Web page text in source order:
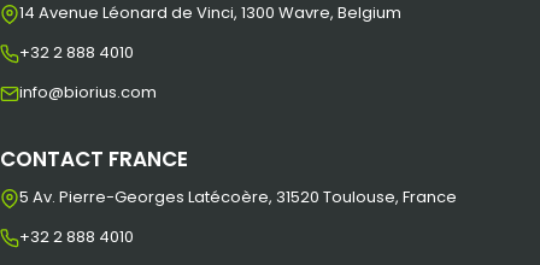
14 Avenue Léonard de Vinci, 1300 Wavre, Belgium
+32 2 888 4010
info@biorius.com
CONTACT FRANCE
5 Av. Pierre-Georges Latécoère, 31520 Toulouse, France
+32 2 888 4010